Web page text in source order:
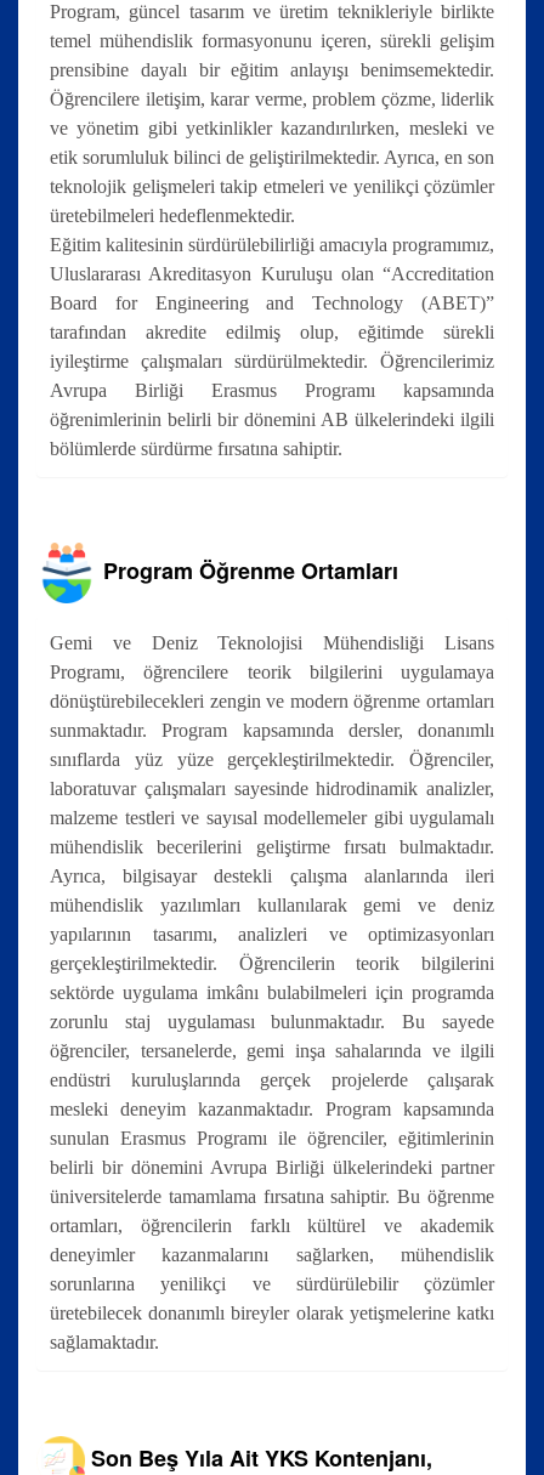
Program, güncel tasarım ve üretim teknikleriyle birlikte
temel mühendislik formasyonunu içeren, sürekli gelişim
prensibine dayalı bir eğitim anlayışı benimsemektedir.
Öğrencilere iletişim, karar verme, problem çözme, liderlik
ve yönetim gibi yetkinlikler kazandırılırken, mesleki ve
etik sorumluluk bilinci de geliştirilmektedir. Ayrıca, en son
teknolojik gelişmeleri takip etmeleri ve yenilikçi çözümler
üretebilmeleri hedeflenmektedir.
Eğitim kalitesinin sürdürülebilirliği amacıyla programımız,
Uluslararası Akreditasyon Kuruluşu olan “Accreditation
Board for Engineering and Technology (ABET)”
tarafından akredite edilmiş olup, eğitimde sürekli
iyileştirme çalışmaları sürdürülmektedir. Öğrencilerimiz
Avrupa Birliği Erasmus Programı kapsamında
öğrenimlerinin belirli bir dönemini AB ülkelerindeki ilgili
bölümlerde sürdürme fırsatına sahiptir.
Program Öğrenme Ortamları
Gemi ve Deniz Teknolojisi Mühendisliği Lisans
Programı, öğrencilere teorik bilgilerini uygulamaya
dönüştürebilecekleri zengin ve modern öğrenme ortamları
sunmaktadır. Program kapsamında dersler, donanımlı
sınıflarda yüz yüze gerçekleştirilmektedir. Öğrenciler,
laboratuvar çalışmaları sayesinde hidrodinamik analizler,
malzeme testleri ve sayısal modellemeler gibi uygulamalı
mühendislik becerilerini geliştirme fırsatı bulmaktadır.
Ayrıca, bilgisayar destekli çalışma alanlarında ileri
mühendislik yazılımları kullanılarak gemi ve deniz
yapılarının tasarımı, analizleri ve optimizasyonları
gerçekleştirilmektedir. Öğrencilerin teorik bilgilerini
sektörde uygulama imkânı bulabilmeleri için programda
zorunlu staj uygulaması bulunmaktadır. Bu sayede
öğrenciler, tersanelerde, gemi inşa sahalarında ve ilgili
endüstri kuruluşlarında gerçek projelerde çalışarak
mesleki deneyim kazanmaktadır. Program kapsamında
sunulan Erasmus Programı ile öğrenciler, eğitimlerinin
belirli bir dönemini Avrupa Birliği ülkelerindeki partner
üniversitelerde tamamlama fırsatına sahiptir. Bu öğrenme
ortamları, öğrencilerin farklı kültürel ve akademik
deneyimler kazanmalarını sağlarken, mühendislik
sorunlarına yenilikçi ve sürdürülebilir çözümler
üretebilecek donanımlı bireyler olarak yetişmelerine katkı
sağlamaktadır.
Son Beş Yıla Ait YKS Kontenjanı,